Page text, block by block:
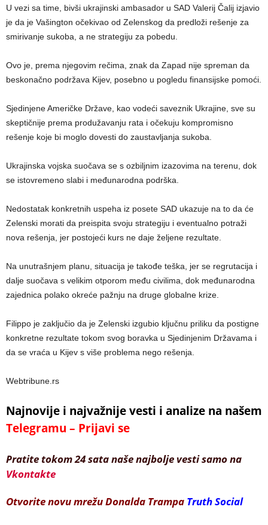
U vezi sa time, bivši ukrajinski ambasador u SAD Valerij Čalij izjavio
je da je Vašington očekivao od Zelenskog da predloži rešenje za
smirivanje sukoba, a ne strategiju za pobedu.
Ovo je, prema njegovim rečima, znak da Zapad nije spreman da
beskonačno podržava Kijev, posebno u pogledu finansijske pomoći.
Sjedinjene Američke Države, kao vodeći saveznik Ukrajine, sve su
skeptičnije prema produžavanju rata i očekuju kompromisno
rešenje koje bi moglo dovesti do zaustavljanja sukoba.
Ukrajinska vojska suočava se s ozbiljnim izazovima na terenu, dok
se istovremeno slabi i međunarodna podrška.
Nedostatak konkretnih uspeha iz posete SAD ukazuje na to da će
Zelenski morati da preispita svoju strategiju i eventualno potraži
nova rešenja, jer postojeći kurs ne daje željene rezultate.
Na unutrašnjem planu, situacija je takođe teška, jer se regrutacija i
dalje suočava s velikim otporom među civilima, dok međunarodna
zajednica polako okreće pažnju na druge globalne krize.
Filippo je zaključio da je Zelenski izgubio ključnu priliku da postigne
konkretne rezultate tokom svog boravka u Sjedinjenim Državama i
da se vraća u Kijev s više problema nego rešenja.
Webtribune.rs
Najnovije i najvažnije vesti i analize na našem
Telegramu – Prijavi se
Pratite tokom 24 sata naše najbolje vesti samo na
Vkontakte
Otvorite novu mrežu Donalda Trampa Truth Social